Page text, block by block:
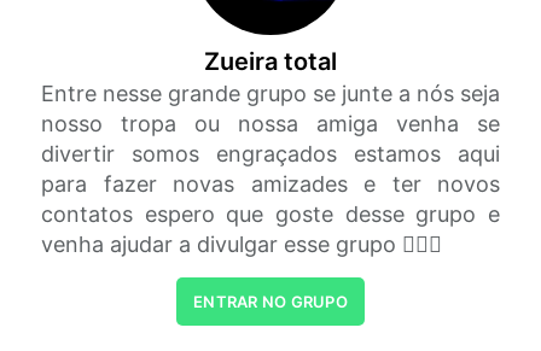
Zueira total
Entre nesse grande grupo se junte a nós seja
nosso tropa ou nossa amiga venha se
divertir somos engraçados estamos aqui
para fazer novas amizades e ter novos
contatos espero que goste desse grupo e
venha ajudar a divulgar esse grupo ✌🏻🔥
ENTRAR NO GRUPO